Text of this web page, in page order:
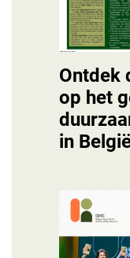
Ontdek
op het
in